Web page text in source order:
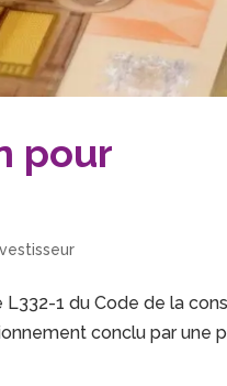
pour
L332-1 du Code de la
conclu par une